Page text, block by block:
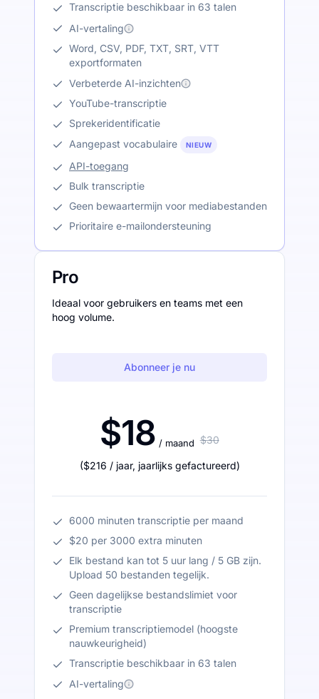
Transcriptie beschikbaar in 63 talen
AI-vertaling
Word, CSV, PDF, TXT, SRT, VTT
exportformaten
Verbeterde AI-inzichten
YouTube-transcriptie
Sprekeridentificatie
Aangepast vocabulaire
NIEUW
API-toegang
Bulk transcriptie
Geen bewaartermijn voor mediabestanden
Prioritaire e-mailondersteuning
Pro
Ideaal voor gebruikers en teams met een
hoog volume.
Abonneer je nu
$18 / maand $30
($216 / jaar, jaarlijks gefactureerd)
6000 minuten transcriptie per maand
$20 per 3000 extra minuten
Elk bestand kan tot 5 uur lang / 5 GB zijn.
Upload 50 bestanden tegelijk.
Geen dagelijkse bestandslimiet voor
transcriptie
Premium transcriptiemodel (hoogste
nauwkeurigheid)
Transcriptie beschikbaar in 63 talen
AI-vertaling